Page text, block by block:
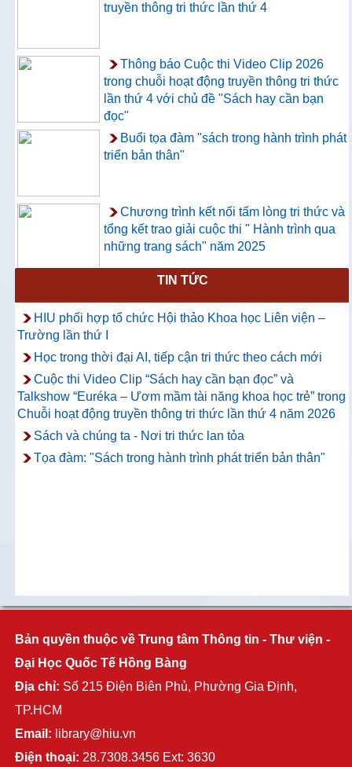
truyền thông tri thức lần thứ 4
Thông báo Cuộc thi Video Clip 2026
trong chuỗi hoạt động truyền thông tri thức
lần thứ 4 với chủ đề "Sách hay cần bạn
đọc"
Buổi tọa đàm "sách trong hành trình phát
triển bản thân"
Chương trình kết nối tấm lòng tri thức và
tổng kết trao giải cuộc thi " Hành trình qua
những trang sách" năm 2025
Thông báo về việc hướng dẫn truy cập
và sử dụng CSDL ProQuest Ebook
Central
TIN TỨC
HIU phối hợp tổ chức Hội thảo Khoa học Liên viện –
Trường lần thứ I
Học trong thời đại AI, tiếp cận tri thức theo cách mới
Cuộc thi Video Clip “Sách hay cần bạn đọc” và
Talkshow “Euréka – Ươm mầm tài năng khoa học trẻ” trong
Chuỗi hoạt động truyền thông tri thức lần thứ 4 năm 2026
Sách và chúng ta - Nơi tri thức lan tỏa
Tọa đàm: "Sách trong hành trình phát triển bản thân"
Bản quyền thuộc về Trung tâm Thông tin - Thư viện -
Đại Học Quốc Tế Hồng Bàng
Địa chỉ: Số 215 Điện Biên Phủ, Phường Gia Định,
TP.HCM
Email: library@hiu.vn
Điện thoại: 28.7308.3456 Ext: 3630